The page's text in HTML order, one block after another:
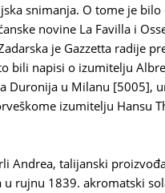
snimanja. O tome je
novine La Favilla i
je Gazzetta radije
bili napisi o izumitelju
Duronija u Milanu [5005],
izumitelju Hansu
Andrea, talijanski
rujnu 1839. akromatski